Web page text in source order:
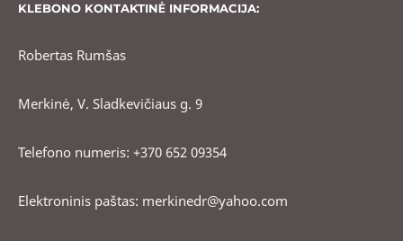
KLEBONO KONTAKTINĖ INFORMACIJA:
Robertas Rumšas
Merkinė, V. Sladkevičiaus g. 9
Telefono numeris: +370 652 09354
Elektroninis paštas: merkinedr@yahoo.com